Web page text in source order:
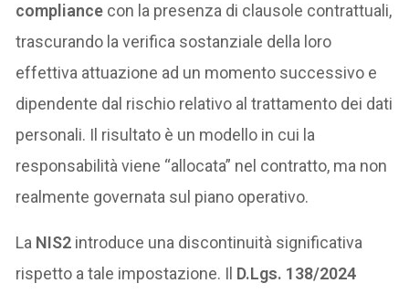
compliance con la presenza di clausole contrattuali,
trascurando la verifica sostanziale della loro
effettiva attuazione ad un momento successivo e
dipendente dal rischio relativo al trattamento dei dati
personali. Il risultato è un modello in cui la
responsabilità viene “allocata” nel contratto, ma non
realmente governata sul piano operativo.
La NIS2 introduce una discontinuità significativa
rispetto a tale impostazione. Il D.Lgs. 138/2024